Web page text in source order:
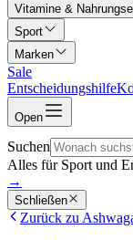
Vitamine &
Sport
Marken
Sale
Entscheidungshilfe
Open
Suchen
Alles für Sport und
→
Schließen
Zurück zu